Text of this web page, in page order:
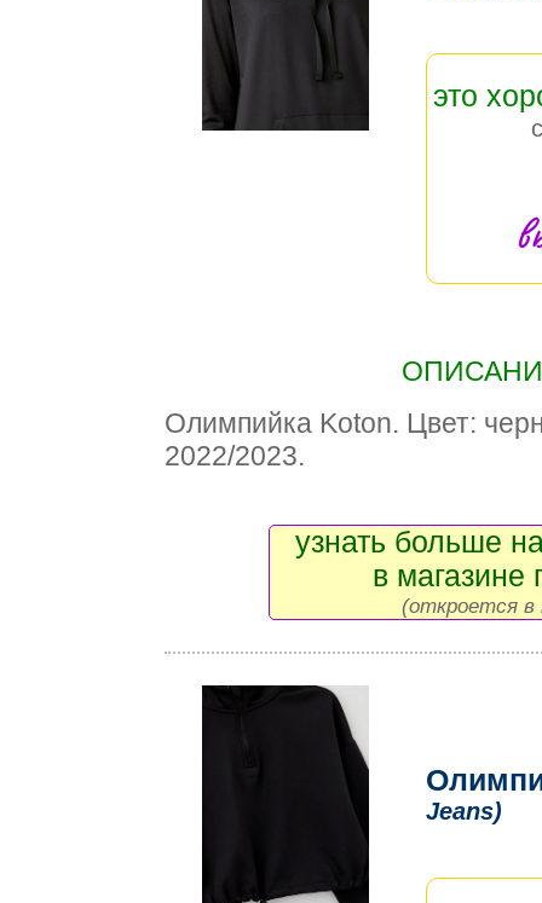
это
Олимпийка Koton. Цвет:
2022/2023.
узнать больше
в магазине
(откроется в
Jeans)